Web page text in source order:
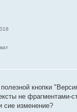
сообщение
кнопки
не фрагментами-
сие изменение?